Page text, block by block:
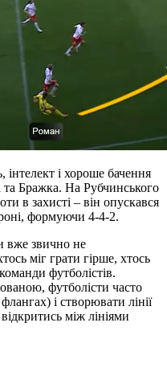
інтелект і хороше бачення
Бражка. На Рубчинського
в захисті – він опускався
формуючи 4-4-2.
вже звично не
міг грати гірше, хтось
футболістів.
футболісти часто
і створювати лінії
між лініями